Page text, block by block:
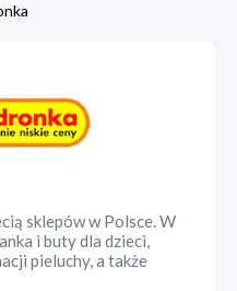
sklepów w Polsce. W
i buty dla dzieci,
pieluchy, a także